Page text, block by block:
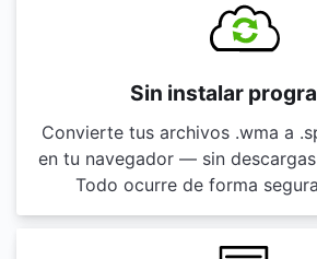
Sin instalar
Convierte tus archivos .wma a
en tu navegador — sin
Todo ocurre de forma